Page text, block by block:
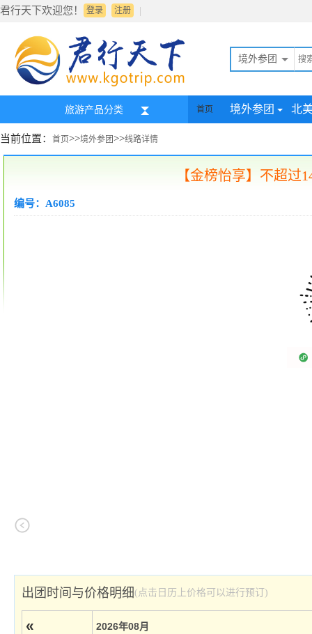
君行天下欢迎您！ 登录 |
注册
境外参团
旅游产品分类 首页 境外参团 北
当前位置： 首页>>境外参团>>线路详情
【金榜怡享】不超过
编号：A6085
出团时间与价格明细(点击日历上价格可以进行预订)
« 2026年08月